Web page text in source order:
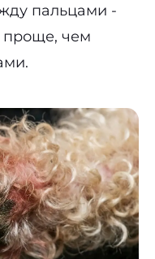
пальцами -
проще, чем